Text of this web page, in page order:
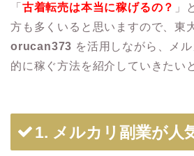
「 古着転売は本当に稼げるの？ 」
方も多くいると思いますので、東
orucan373 を活用しながら、メ
的に稼ぐ方法を紹介していきたい
1. メルカリ副業が人